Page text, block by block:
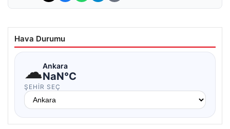
Hava Durumu
☁Ankara
NaN°C
ŞEHIR SEÇ